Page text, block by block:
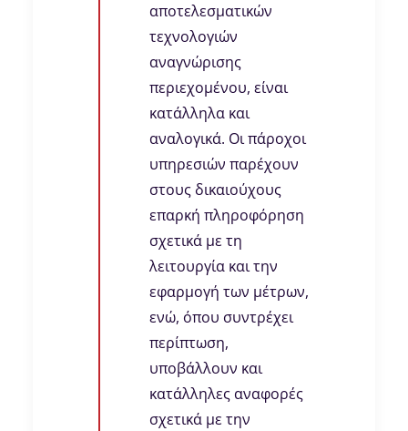
αποτελεσματικών
τεχνολογιών
αναγνώρισης
περιεχομένου, είναι
κατάλληλα και
αναλογικά. Οι πάροχοι
υπηρεσιών παρέχουν
στους δικαιούχους
επαρκή πληροφόρηση
σχετικά με τη
λειτουργία και την
εφαρμογή των μέτρων,
ενώ, όπου συντρέχει
περίπτωση,
υποβάλλουν και
κατάλληλες αναφορές
σχετικά με την